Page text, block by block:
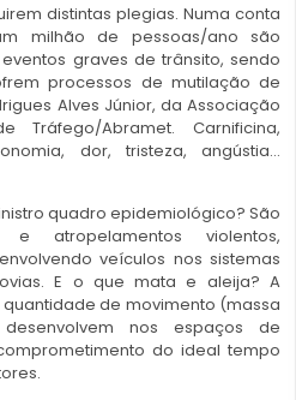
distintas plegias. Numa conta
milhão de pessoas/ano são
graves de trânsito, sendo
processos de mutilação de
Alves Júnior, da Associação
Tráfego/Abramet. Carnificina,
dor, tristeza, angústia…
quadro epidemiológico? São
atropelamentos violentos,
veículos nos sistemas
E o que mata e aleija? A
de movimento (massa
nos espaços de
do ideal tempo